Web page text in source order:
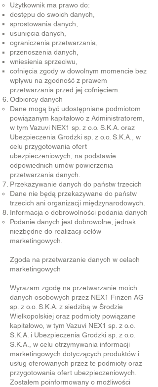
Użytkownik ma prawo do:
dostępu do swoich danych,
sprostowania danych,
usunięcia danych,
ograniczenia przetwarzania,
przenoszenia danych,
wniesienia sprzeciwu,
cofnięcia zgody w dowolnym momencie bez
wpływu na zgodność z prawem
przetwarzania przed jej cofnięciem.
Odbiorcy danych
Dane mogą być udostępniane podmiotom
powiązanym kapitałowo z Administratorem,
w tym Vazuvi NEX1 sp. z o.o. S.K.A. oraz
Ubezpieczenia Grodzki sp. z o.o. S.K.A., w
celu przygotowania ofert
ubezpieczeniowych, na podstawie
odpowiednich umów powierzenia
przetwarzania danych.
Przekazywanie danych do państw trzecich
Dane nie będą przekazywane do państw
trzecich ani organizacji międzynarodowych.
Informacja o dobrowolności podania danych
Podanie danych jest dobrowolne, jednak
niezbędne do realizacji celów
marketingowych.
Zgoda na przetwarzanie danych w celach
marketingowych
Wyrażam zgodę na przetwarzanie moich
danych osobowych przez NEX1 Finzen AG
sp. z o.o. S.K.A. z siedzibą w Środzie
Wielkopolskiej oraz podmioty powiązane
kapitałowo, w tym Vazuvi NEX1 sp. z o.o.
S.K.A. i Ubezpieczenia Grodzki sp. z o.o.
S.K.A., w celu otrzymywania informacji
marketingowych dotyczących produktów i
usług oferowanych przez te podmioty oraz
przygotowania ofert ubezpieczeniowych.
Zostałem poinformowany o możliwości